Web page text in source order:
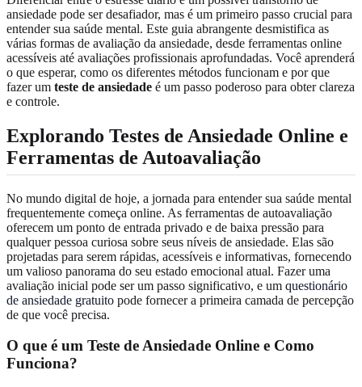
ansiedade pode ser desafiador, mas é um primeiro passo crucial para
entender sua saúde mental. Este guia abrangente desmistifica as
várias formas de avaliação da ansiedade, desde ferramentas online
acessíveis até avaliações profissionais aprofundadas. Você aprenderá
o que esperar, como os diferentes métodos funcionam e por que
fazer um teste de ansiedade é um passo poderoso para obter clareza
e controle.
Explorando Testes de Ansiedade Online e
Ferramentas de Autoavaliação
No mundo digital de hoje, a jornada para entender sua saúde mental
frequentemente começa online. As ferramentas de autoavaliação
oferecem um ponto de entrada privado e de baixa pressão para
qualquer pessoa curiosa sobre seus níveis de ansiedade. Elas são
projetadas para serem rápidas, acessíveis e informativas, fornecendo
um valioso panorama do seu estado emocional atual. Fazer uma
avaliação inicial pode ser um passo significativo, e um questionário
de ansiedade gratuito pode fornecer a primeira camada de percepção
de que você precisa.
O que é um Teste de Ansiedade Online e Como
Funciona?